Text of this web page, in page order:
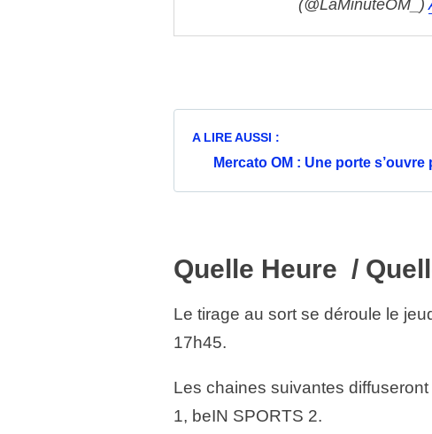
(@LaMinuteOM_)
A LIRE AUSSI :
Mercato OM : Une porte
Quelle Heure /
Le tirage au sort se déroule le
17h45.
Les chaines suivantes
1, beIN SPORTS 2.